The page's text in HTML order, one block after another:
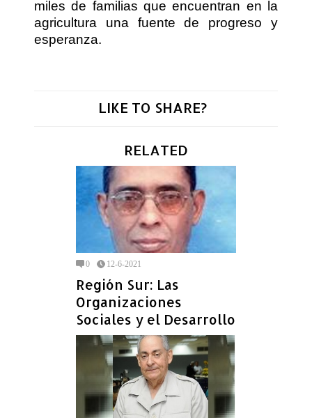
miles de familias que encuentran en la
agricultura una fuente de progreso y
esperanza.
LIKE TO SHARE?
RELATED
0 12-6-2021
Región Sur: Las
Organizaciones
Sociales y el Desarrollo